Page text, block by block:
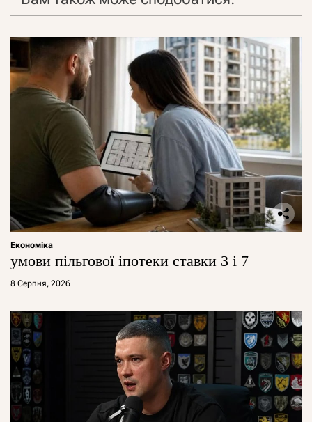
Економіка
умови пільгової іпотеки ставки 3 і 7
8 Серпня, 2026